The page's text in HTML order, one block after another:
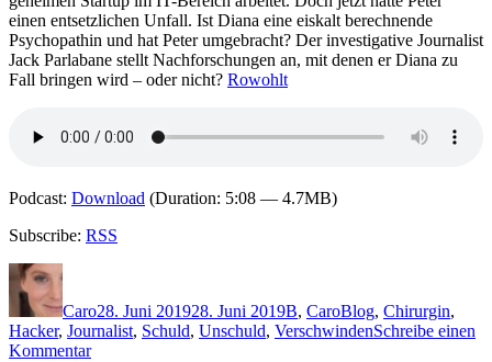
einen entsetzlichen Unfall. Ist Diana eine eiskalt berechnende
Psychopathin und hat Peter umgebracht? Der investigative Journalist
Jack Parlabane stellt Nachforschungen an, mit denen er Diana zu
Fall bringen wird – oder nicht? Rowohlt
Podcast: Download (Duration: 5:08 — 4.7MB)
Subscribe: RSS
Autor
Caro28. Juni 201928. Juni 2019B, CaroBlog, Chirurgin,
Hacker, Journalist, Schuld, Unschuld, VerschwindenSchreibe einen
Kommentarzu